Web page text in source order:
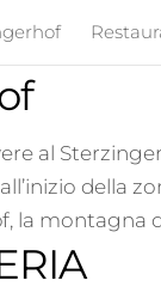
al
della
la montagna